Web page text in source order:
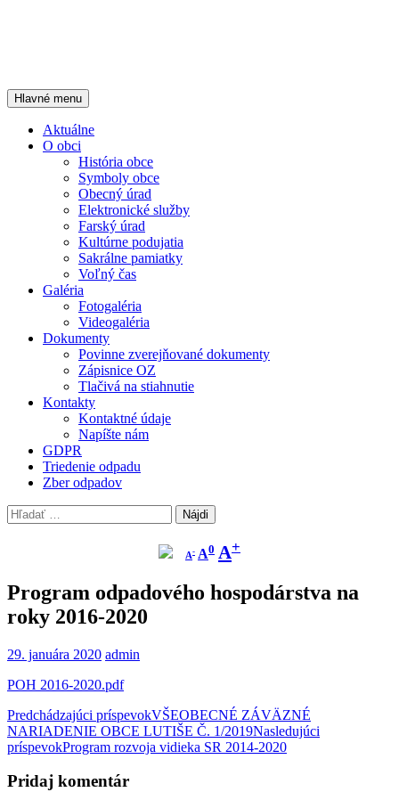
Oficiálna stránka
Hľadať
Hlavné menu Preskočiť
na
obsah
Aktuálne
O obci
História obce
Symboly obce
Obecný úrad
Elektronické služby
Farský úrad
Kultúrne podujatia
Sakrálne pamiatky
Voľný čas
Galéria
Fotogaléria
Videogaléria
Dokumenty
Povinne zverejňované dokumenty
Zápisnice OZ
Tlačivá na stiahnutie
Kontakty
Kontaktné údaje
Napíšte nám
GDPR
Triedenie odpadu
Zber odpadov
Hľadať:
A-písmo
A0 Pôvodná
veľkosť
A+Zväčší
Program odpadového hospodárstva na
roky 2016-2020
29. januára 2020 admin
POH 2016-2020.pdf
Navigácia
článkami
Predchádzajúci príspevokVŠEOBECNÉ ZÁVÄZNÉ
NARIADENIE OBCE LUTIŠE Č. 1/2019Nasledujúci
príspevokProgram rozvoja vidieka SR 2014-2020
Pridaj komentár